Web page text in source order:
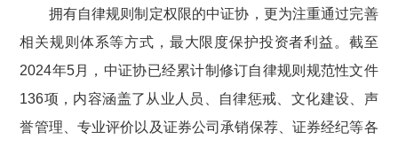
拥有自律规则制定权限的中证协，更为注重通过完善
相关规则体系等方式，最大限度保护投资者利益。截至
2024年5月，中证协已经累计制修订自律规则规范性文件
136项，内容涵盖了从业人员、自律惩戒、文化建设、声
誉管理、专业评价以及证券公司承销保荐、证券经纪等各